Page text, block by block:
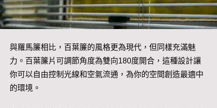
與羅馬簾相比，百葉簾的風格更為現代，但同樣充滿魅
力。百葉簾片可調節角度為雙向180度開合，這種設計讓
你可以自由控制光線和空氣流通，為你的空間創造最適中
的環境。